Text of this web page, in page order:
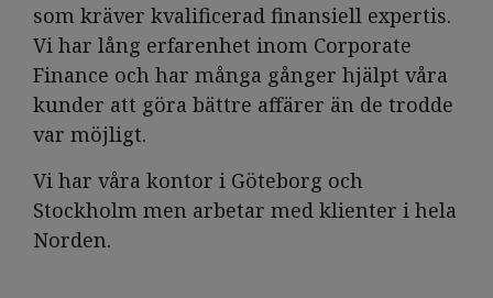
som kräver kvalificerad finansiell expertis.
Vi har lång erfarenhet inom Corporate
Finance och har många gånger hjälpt våra
kunder att göra bättre affärer än de trodde
var möjligt.
Vi har våra kontor i Göteborg och
Stockholm men arbetar med klienter i hela
Norden.